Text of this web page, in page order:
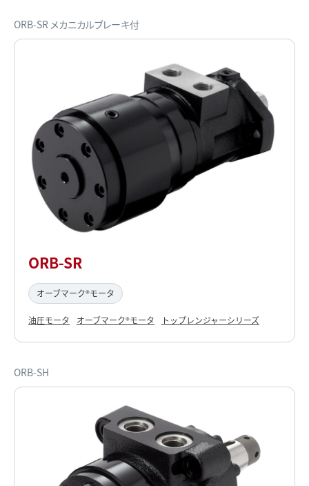
ORB-SR メカニカルブレーキ付
ORB-SR
オーブマーク®モータ
油圧モータ オーブマーク®モータ トップレンジャーシリーズ
ORB-SH